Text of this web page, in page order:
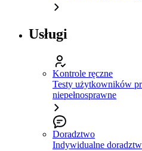
Usługi
Kontrole ręczne
Testy użytkowników
niepełnosprawne
Doradztwo
Indywidualne